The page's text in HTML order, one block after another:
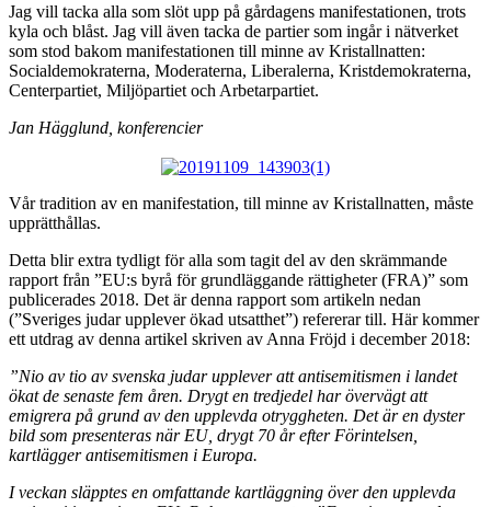
Jag vill tacka alla som slöt upp på gårdagens manifestationen, trots
kyla och blåst. Jag vill även tacka de partier som ingår i nätverket
som stod bakom manifestationen till minne av Kristallnatten:
Socialdemokraterna, Moderaterna, Liberalerna, Kristdemokraterna,
Centerpartiet, Miljöpartiet och Arbetarpartiet.
Jan Hägglund, konferencier
Vår tradition av en manifestation, till minne av Kristallnatten, måste
upprätthållas.
Detta blir extra tydligt för alla som tagit del av den skrämmande
rapport från ”EU:s byrå för grundläggande rättigheter (FRA)” som
publicerades 2018. Det är denna rapport som artikeln nedan
(”Sveriges judar upplever ökad utsatthet”) refererar till. Här kommer
ett utdrag av denna artikel skriven av Anna Fröjd i december 2018:
”Nio av tio av svenska judar upplever att antisemitismen i landet
ökat de senaste fem åren. Drygt en tredjedel har övervägt att
emigrera på grund av den upplevda otryggheten. Det är en dyster
bild som presenteras när EU, drygt 70 år efter Förintelsen,
kartlägger antisemitismen i Europa.
I veckan släpptes en omfattande kartläggning över den upplevda